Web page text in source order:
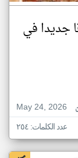
جديدا في
May 24, 2026
عدد الكلمات: ٢٥٤